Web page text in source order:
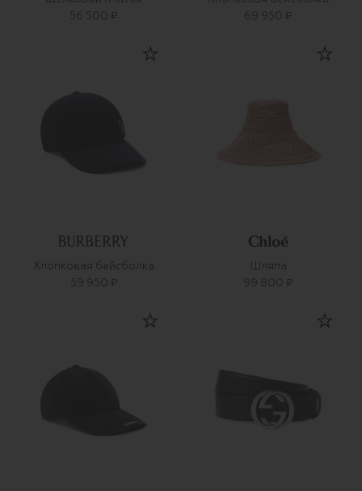
56 500 ₽
69 950 ₽
Хлопковая бейсболка
59 950 ₽
Шляпа
99 800 ₽